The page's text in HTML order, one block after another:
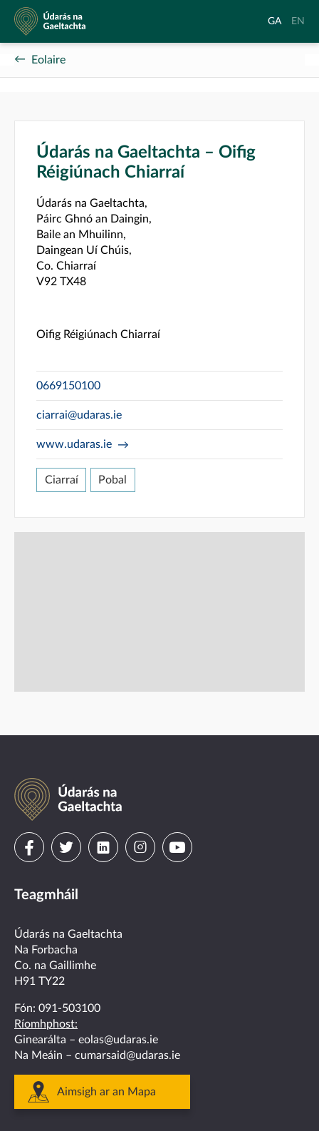
Údarás
na
Gaeltachta
Aistrigh
Gaeilge
GA
to
EN
Eolaire
Údarás na Gaeltachta – Oifig
Réigiúnach Chiarraí
Údarás na Gaeltachta,
Páirc Ghnó an Daingin,
Baile an Mhuilinn,
Daingean Uí Chúis,
Co. Chiarraí
V92 TX48
Oifig Réigiúnach Chiarraí
0669150100
ciarrai@udaras.ie
www.udaras.ie
Ciarraí Pobal
Údarás
na
Gaeltachta
Visit
on
facebook
Visit
on
twitter
Visit
linkedin
VisitVisit
Teagmháil
Údarás na Gaeltachta
Na Forbacha
Co. na Gaillimhe
H91 TY22
Fón: 091-503100
Ríomhphost:
Ginearálta – eolas@udaras.ie
Na Meáin – cumarsaid@udaras.ie
Aimsigh ar an Mapa